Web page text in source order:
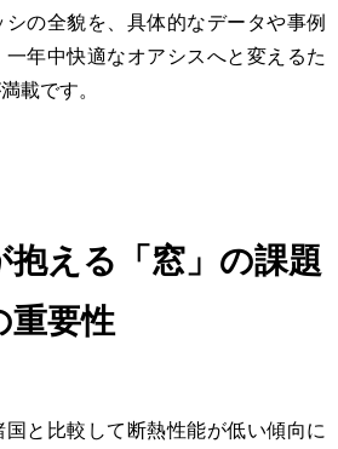
の全貌を、具体的なデータや事例
年中快適なオアシスへと変えるた
載です。
抱える「窓」の課題
重要性
と比較して断熱性能が低い傾向に